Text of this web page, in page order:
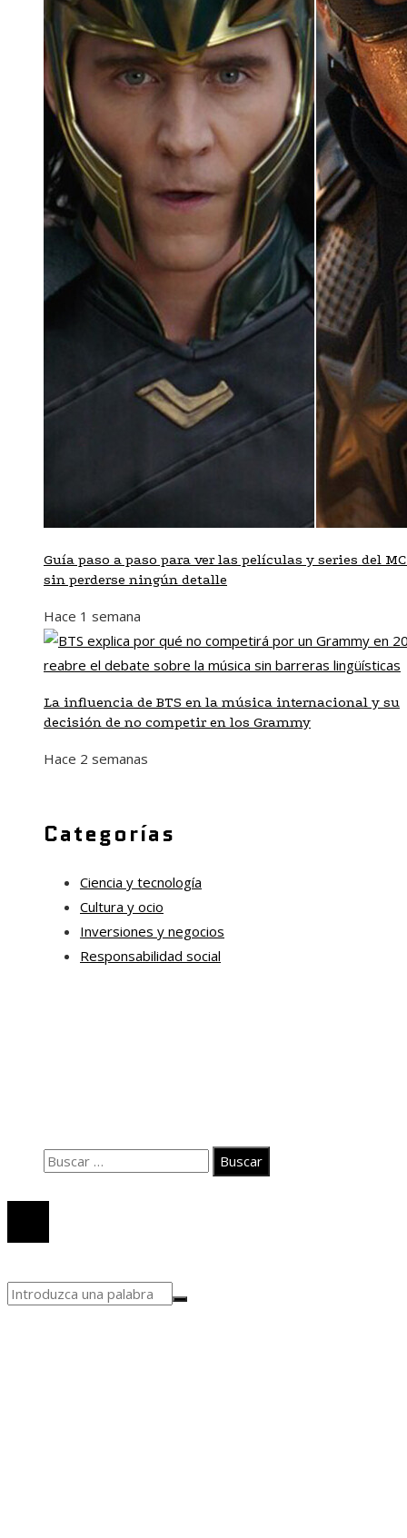
Guía paso a paso para ver las películas y series del
sin perderse ningún detalle
Hace 1 semana
La influencia de BTS en la música internacional y su
decisión de no competir en los Grammy
Hace 2 semanas
Categorías
Ciencia y tecnología
Cultura y ocio
Inversiones y negocios
Responsabilidad social
Buscar: